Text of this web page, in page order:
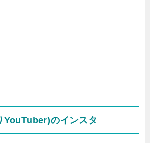
YouTuber)のインスタ